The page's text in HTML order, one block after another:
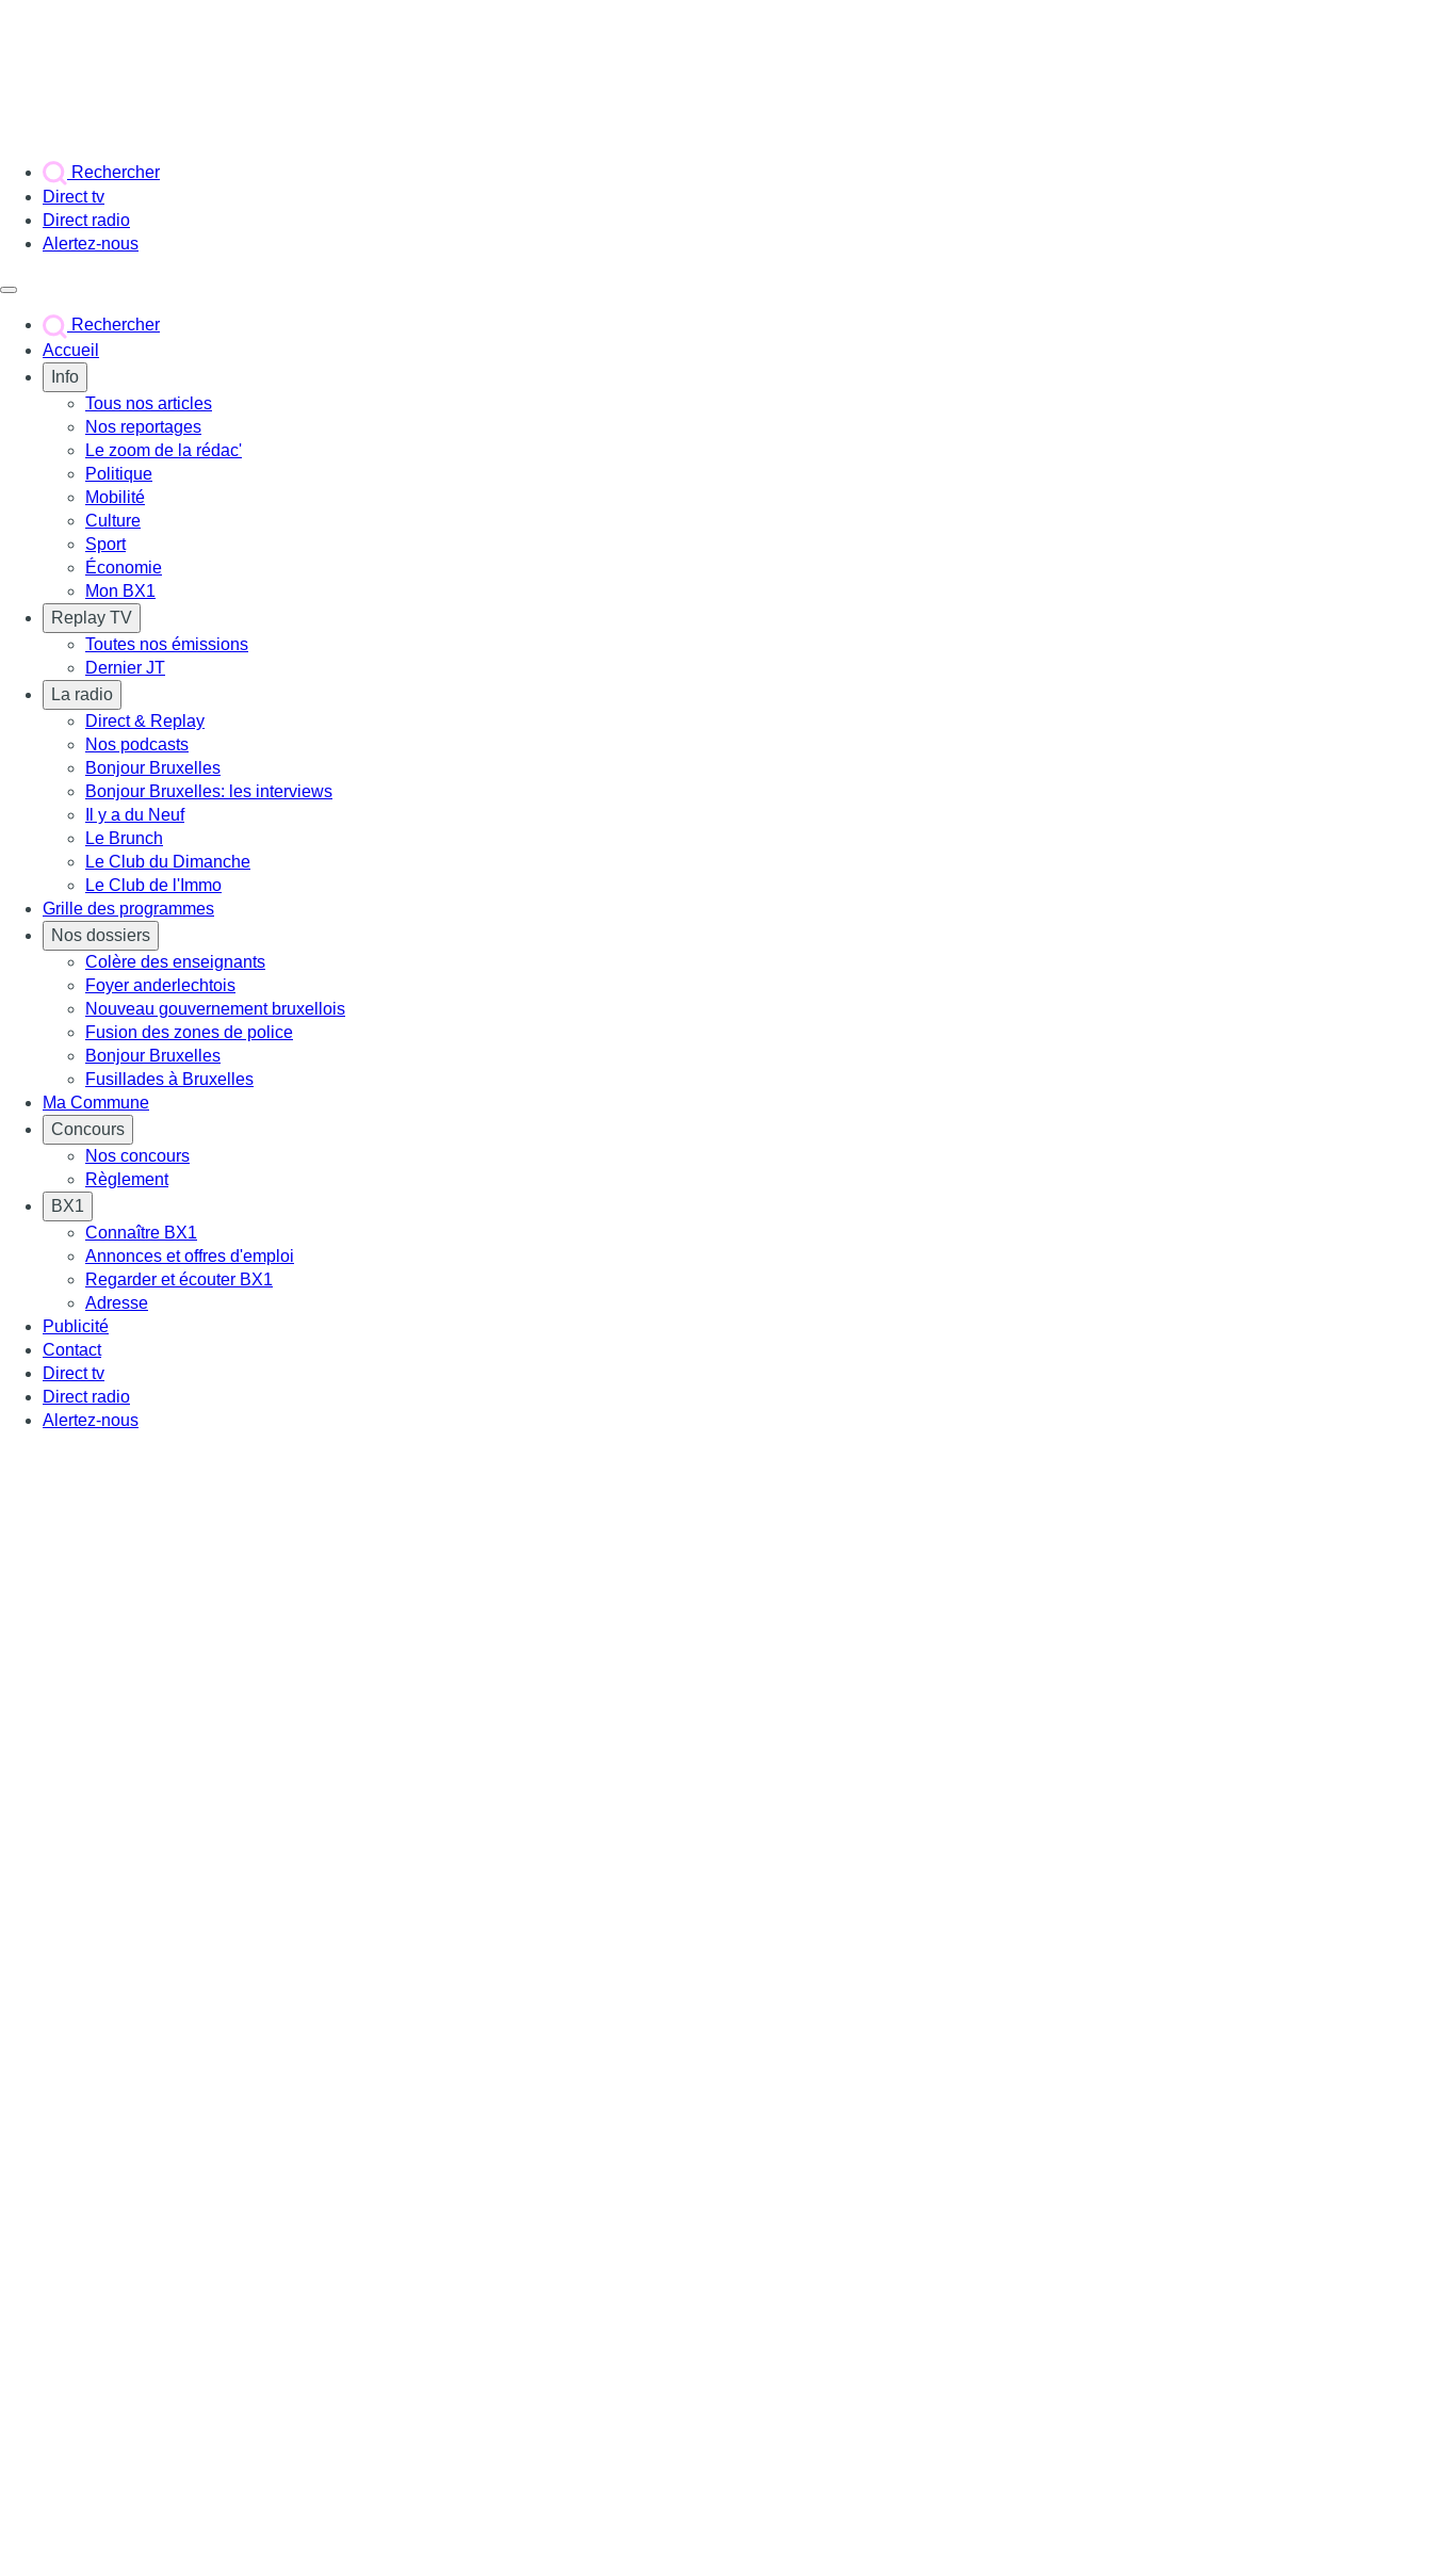
Rechercher
Direct tv
Direct radio
Alertez-nous
Rechercher
Accueil
Info
Tous nos articles
Nos reportages
Le zoom de la rédac'
Politique
Mobilité
Culture
Sport
Économie
Mon BX1
Replay TV
Toutes nos émissions
Dernier JT
La radio
Direct & Replay
Nos podcasts
Bonjour Bruxelles
Bonjour Bruxelles: les interviews
Il y a du Neuf
Le Brunch
Le Club du Dimanche
Le Club de l'Immo
Grille des programmes
Nos dossiers
Colère des enseignants
Foyer anderlechtois
Nouveau gouvernement bruxellois
Fusion des zones de police
Bonjour Bruxelles
Fusillades à Bruxelles
Ma Commune
Concours
Nos concours
Règlement
BX1
Connaître BX1
Annonces et offres d'emploi
Regarder et écouter BX1
Adresse
Publicité
Contact
Direct tv
Direct radio
Alertez-nous